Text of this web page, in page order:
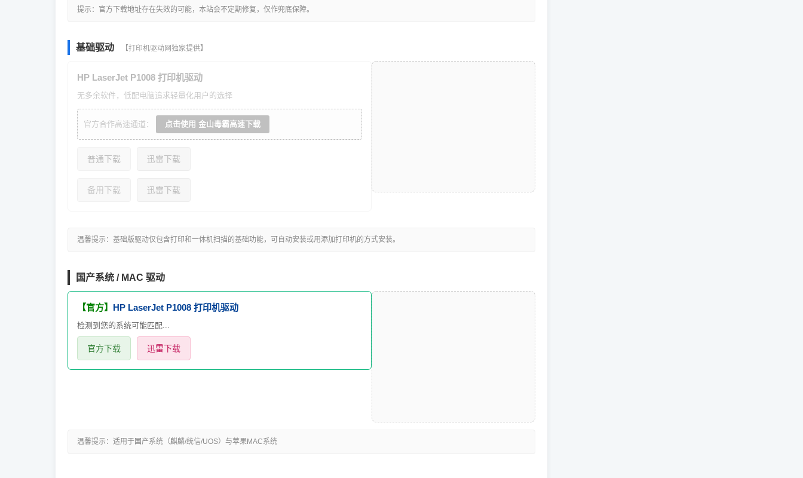
提示：官方下载地址存在失效的可能，本站会不定期修复，仅作兜底保障。
基础驱动 【打印机驱动网独家提供】
HP LaserJet P1008 打印机驱动
无多余软件，低配电脑追求轻量化用户的选择
官方合作高速通道： 点击使用 金山毒霸高速下载
普通下载 迅雷下载
备用下载 迅雷下载
温馨提示：基础版驱动仅包含打印和一体机扫描的基础功能，可自动安装或用添加打印机的方式安装。
国产系统 / MAC 驱动
【官方】 HP LaserJet P1008 打印机驱动
检测到您的系统可能匹配...
官方下载 迅雷下载
温馨提示：适用于国产系统（麒麟/统信/UOS）与苹果MAC系统